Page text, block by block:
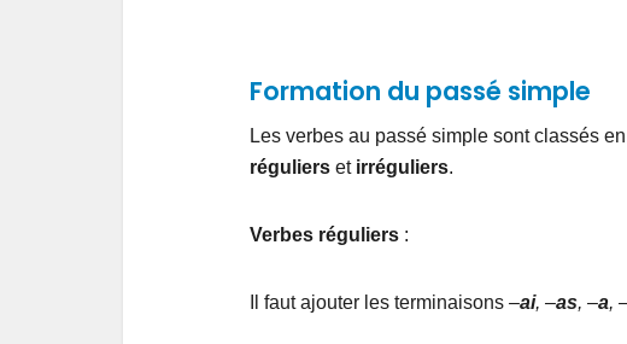
Formation du passé simple
Les verbes au passé simple sont classés
réguliers et irréguliers.
Verbes réguliers :
Il faut ajouter les terminaisons –ai, –as, –a,